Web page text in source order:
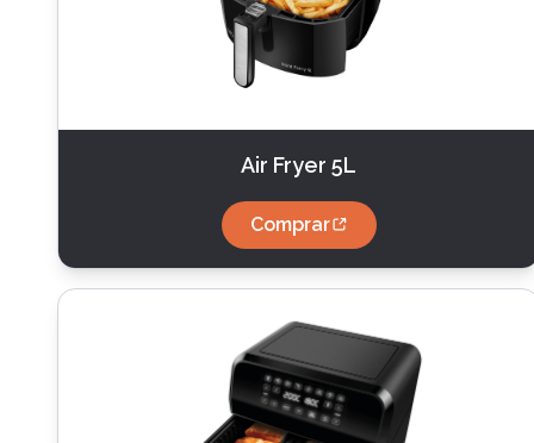
Air Fryer 5L
Comprar